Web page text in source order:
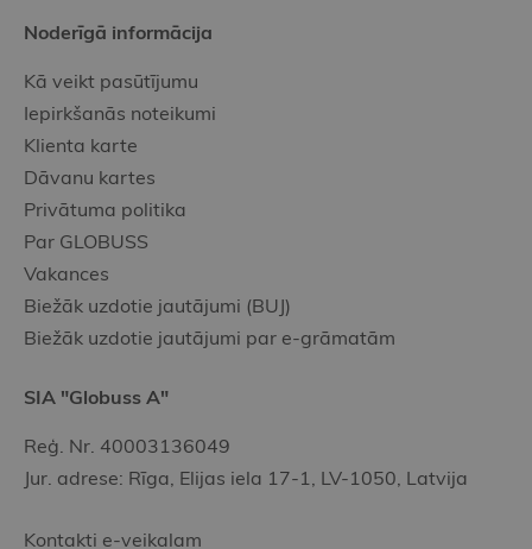
Noderīgā informācija
Kā veikt pasūtījumu
Iepirkšanās noteikumi
Klienta karte
Dāvanu kartes
Privātuma politika
Par GLOBUSS
Vakances
Biežāk uzdotie jautājumi (BUJ)
Biežāk uzdotie jautājumi par e-grāmatām
SIA "Globuss A"
Reģ. Nr. 40003136049
Jur. adrese: Rīga, Elijas iela 17-1, LV-1050, Latvija
Kontakti e-veikalam